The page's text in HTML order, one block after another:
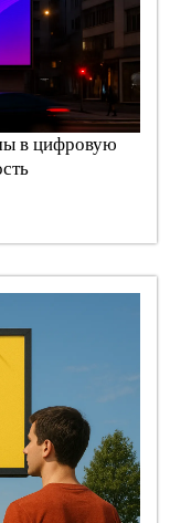
в цифровую